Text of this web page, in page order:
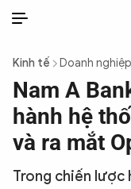
THỜI SỰ
CHỐNG DIỄN BIẾN
CÔNG AN TRONG
Kinh tế Doanh nghiệp
Nam A
hành hệ
và ra mắt
Trong chiến lược